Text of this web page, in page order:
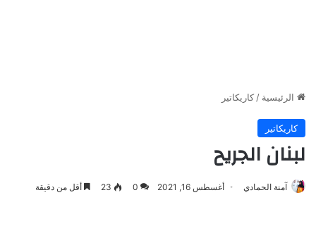
الرئيسية / كاريكاتير
كاريكاتير
لبنان الجريح
آمنة الحمادي أغسطس 16, 2021 0
23 أقل من دقيقة